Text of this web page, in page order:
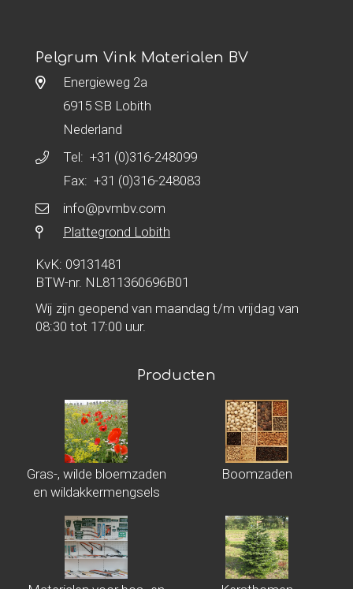
Pelgrum Vink Materialen BV
Energieweg 2a
6915 SB Lobith
Nederland
Tel: +31 (0)316-248099
Fax: +31 (0)316-248083
info@pvmbv.com
Plattegrond Lobith
KvK: 09131481
BTW-nr. NL811360696B01
Wij zijn geopend van maandag t/m vrijdag van
08:30 tot 17:00 uur.
Producten
Gras-, wilde bloemzaden
en wildakkermengsels
Boomzaden